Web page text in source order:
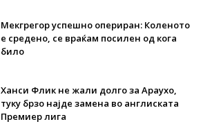
Мекгрегор успешно опериран: Коленото
е средено, се враќам посилен од кога
било
Ханси Флик не жали долго за Араухо,
туку брзо најде замена во англиската
Премиер лига